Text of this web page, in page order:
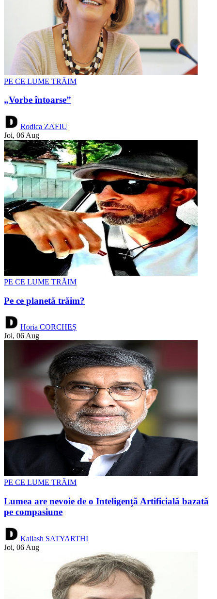
PE CE LUME TRĂIM
„Vorbe întoarse”
Rodica ZAFIU
Joi, 06 Aug
PE CE LUME TRĂIM
Pe ce planetă trăim?
Horia CORCHEȘ
Joi, 06 Aug
PE CE LUME TRĂIM
Lumea are nevoie de o Inteligență Artificială bazată
pe compasiune
Kailash SATYARTHI
Joi, 06 Aug